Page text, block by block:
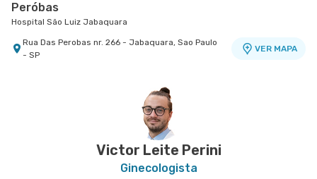
Peróbas
Hospital São Luiz Jabaquara
Rua Das Perobas nr. 266 - Jabaquara, Sao Paulo
- SP
VER MAPA
Rua Engenheiro Oscar Americano nr. 1070 -
Cidade Jardim, Sao Paulo - SP
Rua Cezario Dau nr. 156 - Jardim Maria Rosa,
Victor Leite Perini
Ginecologista